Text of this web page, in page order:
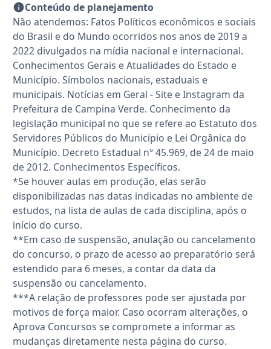
Conteúdo de planejamento
Não atendemos: Fatos Políticos econômicos e sociais
do Brasil e do Mundo ocorridos nos anos de 2019 a
2022 divulgados na mídia nacional e internacional.
Conhecimentos Gerais e Atualidades do Estado e
Município. Símbolos nacionais, estaduais e
municipais. Notícias em Geral - Site e Instagram da
Prefeitura de Campina Verde. Conhecimento da
legislação municipal no que se refere ao Estatuto dos
Servidores Públicos do Município e Lei Orgânica do
Município. Decreto Estadual nº 45.969, de 24 de maio
de 2012. Conhecimentos Específicos.
*Se houver aulas em produção, elas serão
disponibilizadas nas datas indicadas no ambiente de
estudos, na lista de aulas de cada disciplina, após o
início do curso.
**Em caso de suspensão, anulação ou cancelamento
do concurso, o prazo de acesso ao preparatório será
estendido para 6 meses, a contar da data da
suspensão ou cancelamento.
***A relação de professores pode ser ajustada por
motivos de força maior. Caso ocorram alterações, o
Aprova Concursos se compromete a informar as
mudanças diretamente nesta página do curso.